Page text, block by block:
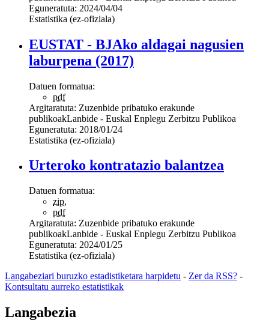
Eguneratuta: 2024/04/04
Estatistika (ez-ofiziala)
EUSTAT - BJAko aldagai nagusien
laburpena (2017)
Datuen formatua:
pdf
Argitaratuta: Zuzenbide pribatuko erakunde
publikoakLanbide - Euskal Enplegu Zerbitzu Publikoa
Eguneratuta: 2018/01/24
Estatistika (ez-ofiziala)
Urteroko kontratazio balantzea
Datuen formatua:
zip,
pdf
Argitaratuta: Zuzenbide pribatuko erakunde
publikoakLanbide - Euskal Enplegu Zerbitzu Publikoa
Eguneratuta: 2024/01/25
Estatistika (ez-ofiziala)
Langabeziari buruzko estadistiketara harpidetu - Zer da RSS? -
Kontsultatu aurreko estatistikak
Langabezia